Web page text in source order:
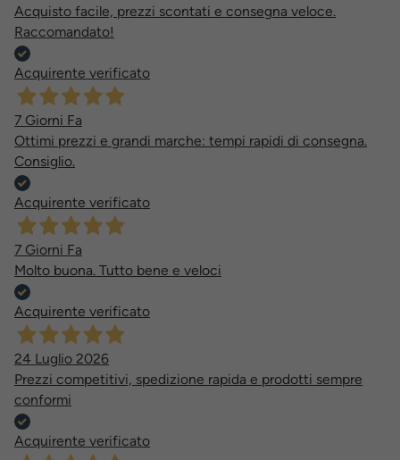
Acquisto facile, prezzi scontati e consegna veloce.
Raccomandato!
Acquirente verificato
7 Giorni Fa
Ottimi prezzi e grandi marche: tempi rapidi di consegna.
Consiglio.
Acquirente verificato
7 Giorni Fa
Molto buona. Tutto bene e veloci
Acquirente verificato
24 Luglio 2026
Prezzi competitivi, spedizione rapida e prodotti sempre
conformi
Acquirente verificato